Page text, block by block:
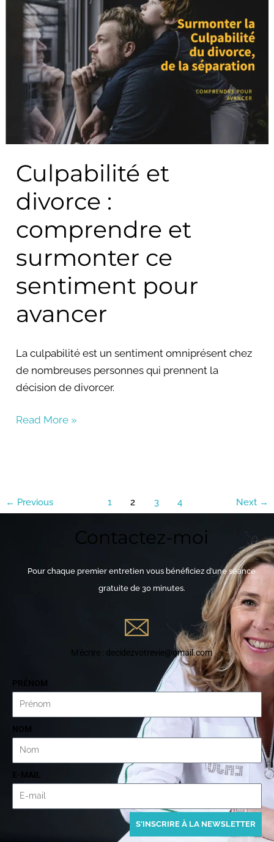
Culpabilité et
divorce :
comprendre et
surmonter ce
sentiment pour
avancer
La culpabilité est un sentiment omniprésent chez
de nombreuses personnes qui prennent la
décision de divorcer.
Culpabilité
et
divorce
comprendre
surmonter
ce
pour
avancer
Read More »
← Previous 1 2 3 4 Next →
Contactez-moi
Pour chaque premier entretien vous bénéficiez d’une séance
gratuite de 30 minutes.
M'écrire : decidezvotrevie@gmail.com
PRÉNOM
NOM
E-MAIL
S'INSCRIRE À LA NEWSLETTER